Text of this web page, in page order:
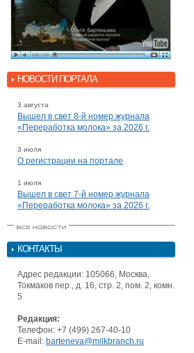
НОВОСТИ ПОРТАЛА
3 августа
Вышел в свет 8-й номер журнала
«Переработка молока» за 2026 г.
3 июля
О регистрации на портале
1 июля
Вышел в свет 7-й номер журнала
«Переработка молока» за 2026 г.
КОНТАКТЫ
Адрес редакции: 105066, Москва,
Токмаков пер., д. 16, стр. 2, пом. 2, комн.
5
Редакция:
Телефон: +7 (499) 267-40-10
E-mail: barteneva@milkbranch.ru